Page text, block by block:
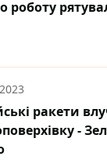
роботу
ракети
-